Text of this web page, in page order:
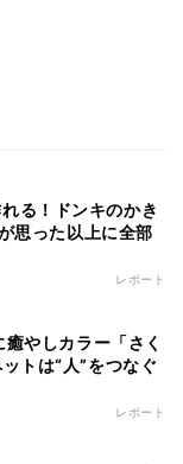
る！ドンキのかき
思った以上に全部
レポート
やしカラー「さく
トは“人”をつなぐ
レポート